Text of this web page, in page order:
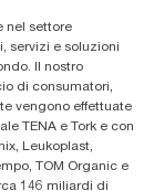
nel settore
servizi e soluzioni
Il nostro
di consumatori,
vengono effettuate
TENA e Tork e con
Leukoplast,
TOM Organic e
146 miliardi di